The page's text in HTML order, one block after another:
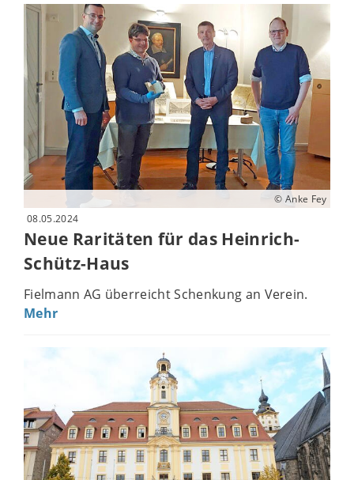
© Anke Fey
08.05.2024
Neue Raritäten für das Heinrich-
Schütz-Haus
Fielmann AG überreicht Schenkung an Verein.
Mehr